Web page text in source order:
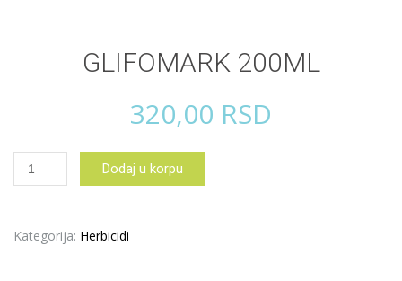
GLIFOMARK 200ML
320,00 RSD
GLIFOMARK
200ML
Dodaj u korpu
Kategorija: Herbicidi